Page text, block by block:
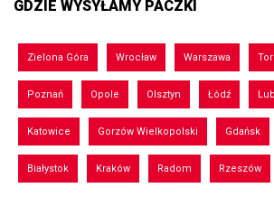
GDZIE WYSYŁAMY PACZKI
Zielona Góra Wrocław Warszawa
Poznań Opole Olsztyn Łódź
Katowice Gorzów Wielkopolski Gdańsk
Białystok Kraków Radom Rzeszów